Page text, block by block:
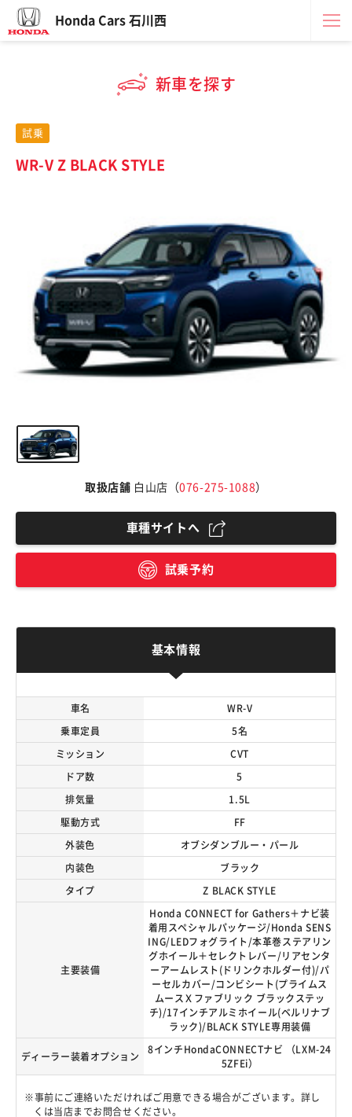
Honda Cars 石川西
新車を探す
試乗
WR-V Z BLACK STYLE
取扱店舗 白山店（076-275-1088 ）
車種サイトへ
試乗予約
基本情報
車名 WR-V
乗車定員 5名
ミッション CVT
ドア数 5
排気量 1.5L
駆動方式 FF
外装色 オブシダンブルー・パール
内装色 ブラック
タイプ Z BLACK STYLE
主要装備
Honda CONNECT for Gathers＋ナビ装
着用スペシャルパッケージ/Honda SENS
ING/LEDフォグライト/本革巻ステアリン
グホイール＋セレクトレバー/リアセンタ
ーアームレスト(ドリンクホルダー付)/パ
ーセルカバー/コンビシート(プライムス
ムースＸファブリック ブラックステッ
チ)/17インチアルミホイール(ベルリナブ
ラック)/BLACK STYLE専用装備
ディーラー装着オプション
8インチHondaCONNECTナビ （LXM-24
5ZFEi）
事前にご連絡いただければご用意できる場合がございます。詳し
くは当店までお問合せください。